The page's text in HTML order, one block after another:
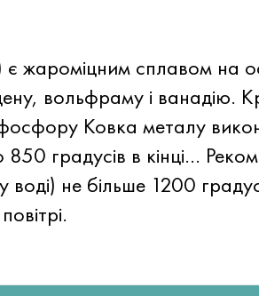
сплавом на
вольфраму і ванадію.
Ковка металу
850 градусів в кінці…
воді) не більше 1200